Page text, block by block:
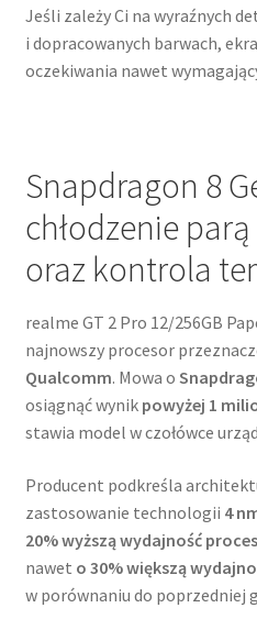
Jeśli zależy Ci na wyraźnych
i dopracowanych barwach,
oczekiwania nawet
Snapdragon 8
chłodzenie
oraz kontrola
realme GT 2 Pro 12/256GB
najnowszy procesor
Qualcomm. Mowa o
osiągnąć wynik powyżej 1
stawia model w czołówce
Producent podkreśla
zastosowanie technologii 4
20% wyższą wydajność
nawet o 30% większą
w porównaniu do poprzedniej